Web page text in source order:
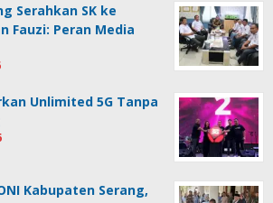
Serahkan SK ke
Fauzi: Peran Media
Unlimited 5G Tanpa
Kabupaten Serang,